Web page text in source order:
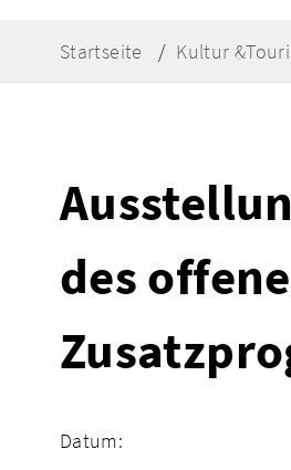
Startseite Kultur
des
Datum: